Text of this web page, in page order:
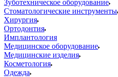
Зуботехническое оборудование
Стоматологические инструменты
Хирургия
Ортодонтия
Имплантология
Медицинское оборудование
Медицинские изделия
Косметология
Одежда